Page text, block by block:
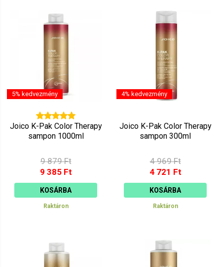
5% kedvezmény
Joico K-Pak Color Therapy
sampon 1000ml
9 879 Ft
9 385 Ft
KOSÁRBA
Raktáron
4% kedvezmény
Joico K-Pak Color Therapy
sampon 300ml
4 969 Ft
4 721 Ft
KOSÁRBA
Raktáron